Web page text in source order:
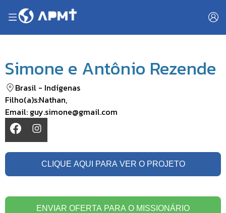
Simone e Antônio Rezende
Brasil - Indígenas
Filho(a)s:Nathan,
Email: guy.simone@gmail.com
CLIQUE AQUI PARA VER O PROJETO
ENVIAR OFERTA PARA O MISSIONÁRIO